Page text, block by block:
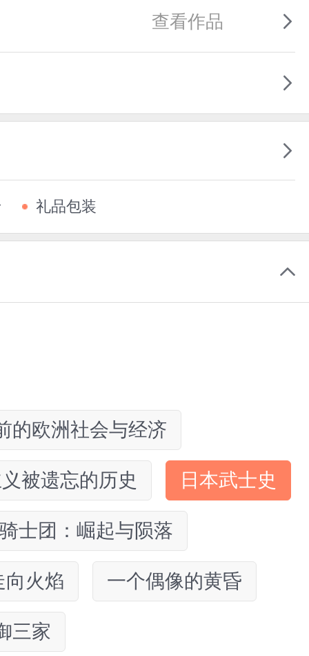
查看作品
礼品包装
的欧洲社会与经济
被遗忘的历史 日本武士史
士团：崛起与陨落
向火焰 一个偶像的黄昏
三家